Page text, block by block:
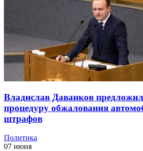
Владислав Даванков
процедуру обжалования
штрафов
Политика
07 июня